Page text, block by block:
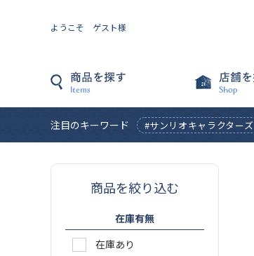
ようこそ ゲスト様
注目のキーワード #サンリオキャラクターズ
商品を絞り込む
在庫有無
在庫あり